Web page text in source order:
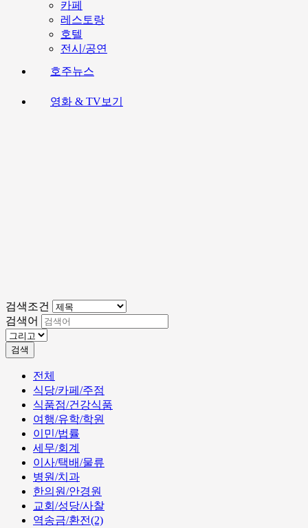
카페
레스토랑
호텔
전시/공연
호주뉴스
영화 & TV보기
검색조건
검색어
검색
전체
식당/카페/주점
식품점/건강식품
여행/유학/학원
이민/법률
세무/회계
이사/택배/물류
병원/치과
한의원/안경원
교회/성당/사찰
역송금/환전(2)